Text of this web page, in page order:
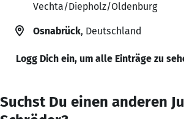
Vechta/Diepholz/Oldenburg
Osnabrück, Deutschland
Logg Dich ein, um alle Einträge zu
Suchst Du einen anderen